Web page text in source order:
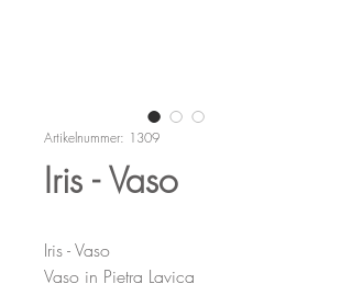
Artikelnummer: 1309
Iris - Vaso
Iris - Vaso
Vaso in Pietra Lavica